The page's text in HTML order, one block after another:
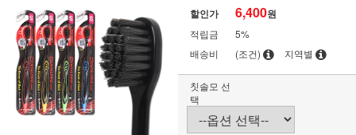
할인가 6,400원
적립금
5%
배송비
(조건) 지역별
칫솔모 선
택